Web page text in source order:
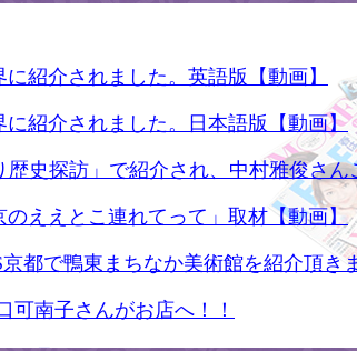
紹介されました。英語版【動画】
紹介されました。日本語版【動画】
歴史探訪」で紹介され、中村雅俊さん
ええとこ連れてって」取材【動画】
京都で鴨東まちなか美術館を紹介頂き
可南子さんがお店へ！！